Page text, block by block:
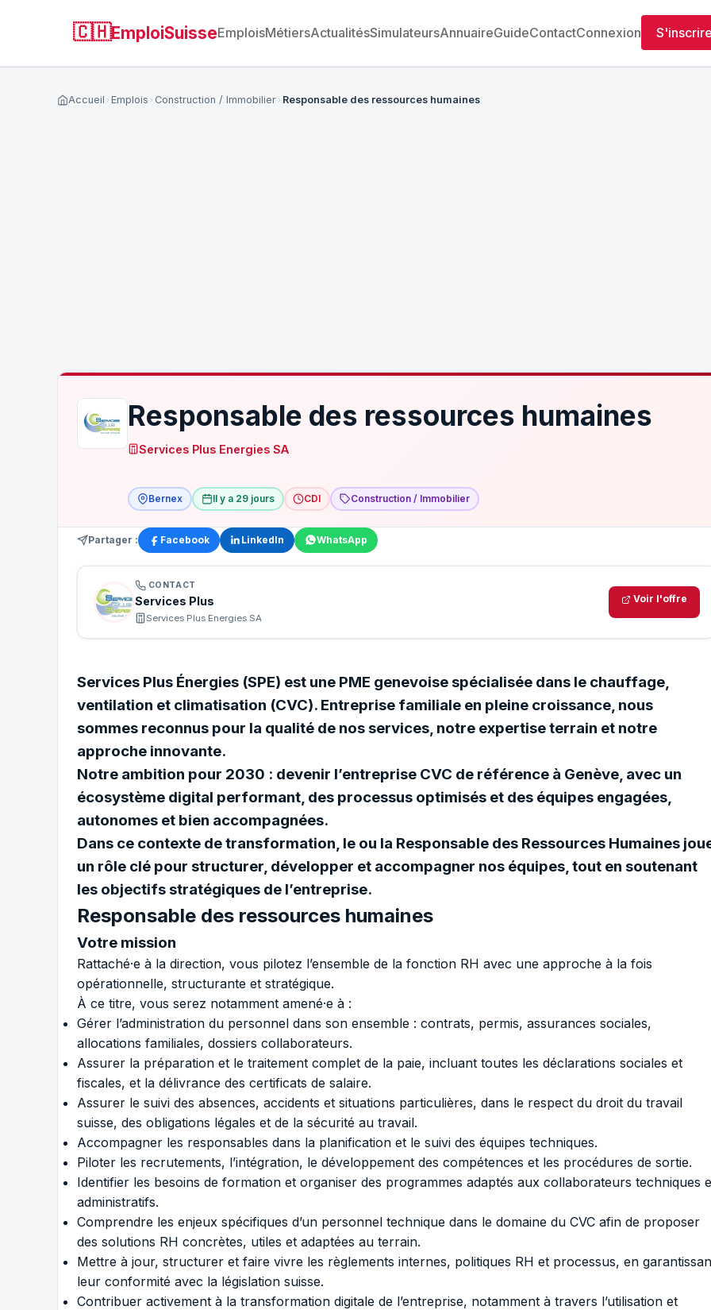
🇨🇭EmploiSuisseEmploisMétiersActualitésSimulateursAnnuaireGuideContactConnexion
Accueil Emplois Construction / Immobilier Responsable des ressources humaines
Responsable des ressources humaines
Services Plus Energies SA
Bernex Il y a 29 jours CDI Construction / Immobilier
Partager : Facebook LinkedIn WhatsApp
CONTACT
Services Plus
Services Plus Energies SA
Voir l'offre
Services Plus Énergies (SPE) est une PME genevoise spécialisée dans le chauffage,
ventilation et climatisation (CVC). Entreprise familiale en pleine croissance, nous
sommes reconnus pour la qualité de nos services, notre expertise terrain et notre
approche innovante.
Notre ambition pour 2030 : devenir l’entreprise CVC de référence à Genève, avec un
écosystème digital performant, des processus optimisés et des équipes engagées,
autonomes et bien accompagnées.
Dans ce contexte de transformation, le ou la Responsable des Ressources Humaines
un rôle clé pour structurer, développer et accompagner nos équipes, tout en soutenant
les objectifs stratégiques de l’entreprise.
Responsable des ressources humaines
Votre mission
Rattaché·e à la direction, vous pilotez l’ensemble de la fonction RH avec une approche à la fois
opérationnelle, structurante et stratégique.
À ce titre, vous serez notamment amené·e à :
Gérer l’administration du personnel dans son ensemble : contrats, permis, assurances sociales,
allocations familiales, dossiers collaborateurs.
Assurer la préparation et le traitement complet de la paie, incluant toutes les déclarations sociales et
fiscales, et la délivrance des certificats de salaire.
Assurer le suivi des absences, accidents et situations particulières, dans le respect du droit du travail
suisse, des obligations légales et de la sécurité au travail.
Accompagner les responsables dans la planification et le suivi des équipes techniques.
Piloter les recrutements, l’intégration, le développement des compétences et les procédures de sortie.
Identifier les besoins de formation et organiser des programmes adaptés aux collaborateurs techniques
administratifs.
Comprendre les enjeux spécifiques d’un personnel technique dans le domaine du CVC afin de proposer
des solutions RH concrètes, utiles et adaptées au terrain.
Mettre à jour, structurer et faire vivre les règlements internes, politiques RH et processus, en
leur conformité avec la législation suisse.
Contribuer activement à la transformation digitale de l’entreprise, notamment à travers l’utilisation et